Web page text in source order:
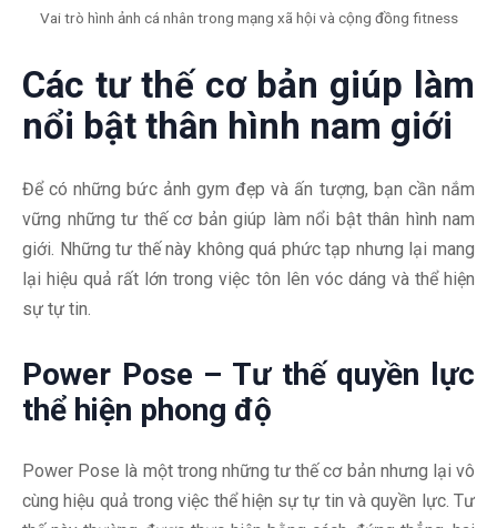
Vai trò hình ảnh cá nhân trong mạng xã hội và cộng đồng fitness
Các tư thế cơ bản giúp làm
nổi bật thân hình nam giới
Để có những bức ảnh gym đẹp và ấn tượng, bạn cần nắm
vững những tư thế cơ bản giúp làm nổi bật thân hình nam
giới. Những tư thế này không quá phức tạp nhưng lại mang
lại hiệu quả rất lớn trong việc tôn lên vóc dáng và thể hiện
sự tự tin.
Power Pose – Tư thế quyền lực
thể hiện phong độ
Power Pose là một trong những tư thế cơ bản nhưng lại vô
cùng hiệu quả trong việc thể hiện sự tự tin và quyền lực. Tư